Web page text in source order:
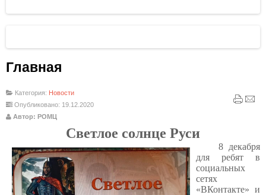
Главная
Категория: Новости
Опубликовано: 19.12.2020
Автор: РОМЦ
Светлое солнце Руси
8 декабря
для ребят в
социальных
сетях
«ВКонтакте» и